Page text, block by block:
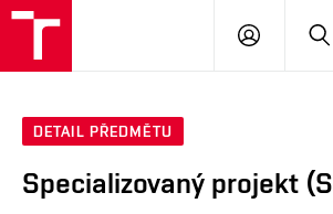
PŘIHLÁSIT
DETAIL PŘEDMĚTU
Specializovaný projekt